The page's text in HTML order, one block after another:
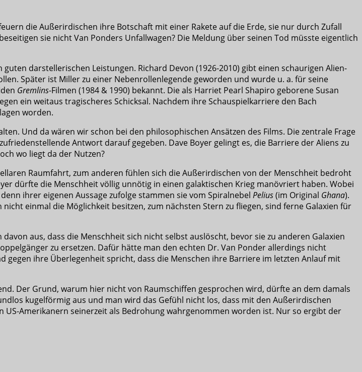
die Außerirdischen ihre Botschaft mit einer Rakete auf die Erde, sie nur durch Zufall
sie nicht Van Ponders Unfallwagen? Die Meldung über seinen Tod müsste eigentlich
darstellerischen Leistungen. Richard Devon (1926-2010) gibt einen schaurigen Alien-
Später ist Miller zu einer Nebenrollenlegende geworden und wurde u. a. für seine
Gremlins-Filmen (1984 & 1990) bekannt. Die als Harriet Pearl Shapiro geborene Susan
ein weitaus tragischeres Schicksal. Nachdem ihre Schauspielkarriere den Bach
worden.
Und da wären wir schon bei den philosophischen Ansätzen des Films. Die zentrale Frage
Antwort darauf gegeben. Dave Boyer gelingt es, die Barriere der Aliens zu
wo liegt da der Nutzen?
Raumfahrt, zum anderen fühlen sich die Außerirdischen von der Menschheit bedroht
dürfte die Menschheit völlig unnötig in einen galaktischen Krieg manövriert haben. Wobei
ihrer eigenen Aussage zufolge stammen sie vom Spiralnebel Pelius(im Original Ghana).
einmal die Möglichkeit besitzen, zum nächsten Stern zu fliegen, sind ferne Galaxien für
aus, dass die Menschheit sich nicht selbst auslöscht, bevor sie zu anderen Galaxien
zu ersetzen. Dafür hätte man den echten Dr. Van Ponder allerdings nicht
ihre Überlegenheit spricht, dass die Menschen ihre Barriere im letzten Anlauf mit
Der Grund, warum hier nicht von Raumschiffen gesprochen wird, dürfte an dem damals
kugelförmig aus und man wird das Gefühl nicht los, dass mit den Außerirdischen
Amerikanern seinerzeit als Bedrohung wahrgenommen worden ist. Nur so ergibt der